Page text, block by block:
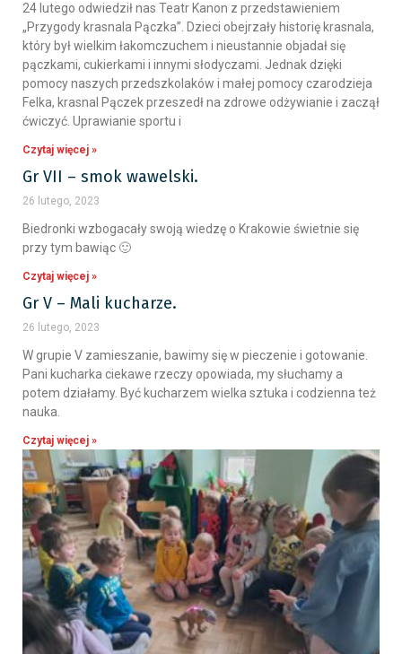
24 lutego odwiedził nas Teatr Kanon z przedstawieniem
„Przygody krasnala Pączka”. Dzieci obejrzały historię krasnala,
który był wielkim łakomczuchem i nieustannie objadał się
pączkami, cukierkami i innymi słodyczami. Jednak dzięki
pomocy naszych przedszkolaków i małej pomocy czarodzieja
Felka, krasnal Pączek przeszedł na zdrowe odżywianie i zaczął
ćwiczyć. Uprawianie sportu i
Czytaj więcej »
Gr VII – smok wawelski.
26 lutego, 2023
Biedronki wzbogacały swoją wiedzę o Krakowie świetnie się
przy tym bawiąc 🙂
Czytaj więcej »
Gr V – Mali kucharze.
26 lutego, 2023
W grupie V zamieszanie, bawimy się w pieczenie i gotowanie.
Pani kucharka ciekawe rzeczy opowiada, my słuchamy a
potem działamy. Być kucharzem wielka sztuka i codzienna też
nauka.
Czytaj więcej »